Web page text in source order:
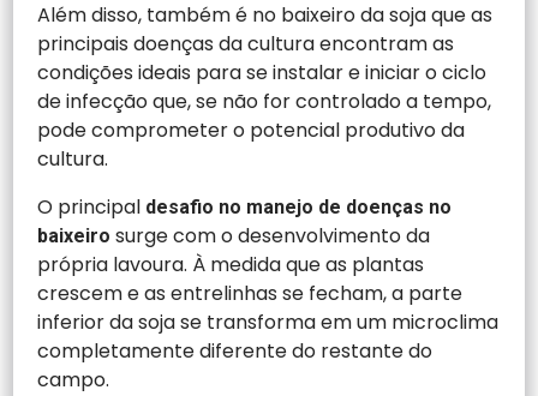
Além disso, também é no baixeiro da soja que as
principais doenças da cultura encontram as
condições ideais para se instalar e iniciar o ciclo
de infecção que, se não for controlado a tempo,
pode comprometer o potencial produtivo da
cultura.
O principal desafio no manejo de doenças no
baixeiro surge com o desenvolvimento da
própria lavoura. À medida que as plantas
crescem e as entrelinhas se fecham, a parte
inferior da soja se transforma em um microclima
completamente diferente do restante do
campo.